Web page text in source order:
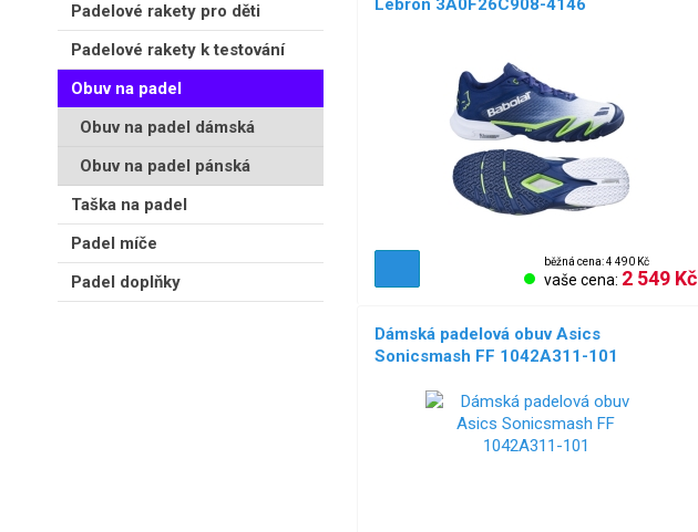
Padelové rakety pro děti
Padelové rakety k testování
Obuv na padel
Obuv na padel dámská
Obuv na padel pánská
Taška na padel
Padel míče
Padel doplňky
Lebron 3A0F26C908-4146
běžná cena: 4 490 Kč
vaše cena: 2 549 Kč
Dámská padelová obuv Asics
Sonicsmash FF 1042A311-101